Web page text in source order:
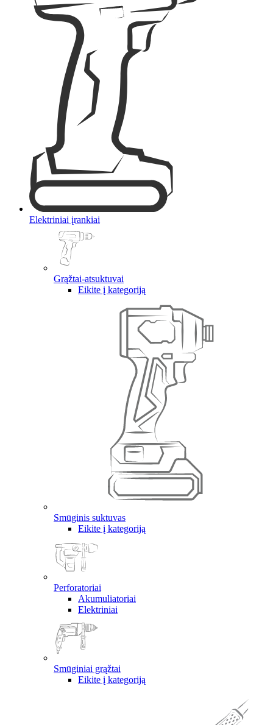
Elektriniai įrankiai
Grąžtai-atsuktuvai
Eikite į kategoriją
Smūginis suktuvas
Eikite į kategoriją
Perforatoriai
Akumuliatoriai
Elektriniai
Smūginiai grąžtai
Eikite į kategoriją